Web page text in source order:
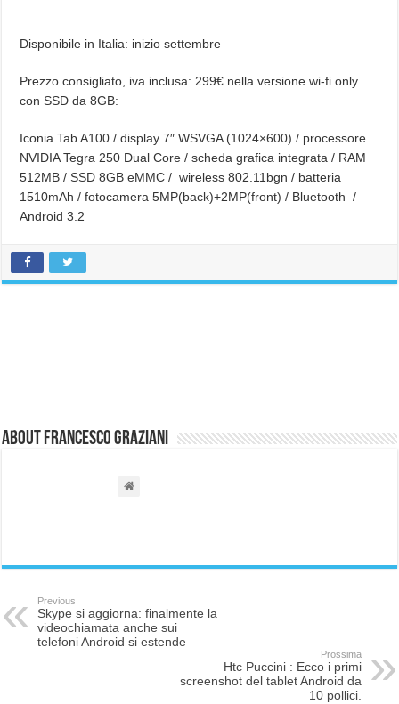
Disponibile in Italia: inizio settembre
Prezzo consigliato, iva inclusa: 299€ nella versione wi-fi only
con SSD da 8GB:
Iconia Tab A100 / display 7″ WSVGA (1024×600) / processore
NVIDIA Tegra 250 Dual Core / scheda grafica integrata / RAM
512MB / SSD 8GB eMMC / wireless 802.11bgn / batteria
1510mAh / fotocamera 5MP(back)+2MP(front) / Bluetooth /
Android 3.2
About Francesco Graziani
Previous
Skype si aggiorna: finalmente la
videochiamata anche sui
telefoni Android si estende
Prossima
Htc Puccini : Ecco i primi
screenshot del tablet Android da
10 pollici.